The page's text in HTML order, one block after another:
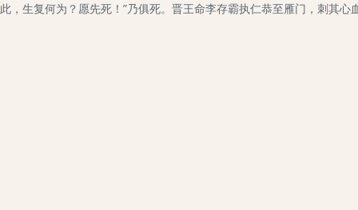
此，生复何为？愿先死！”乃俱死。晋王命李存霸执仁恭至雁门，刺其心